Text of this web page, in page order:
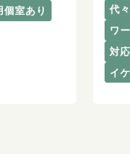
個室あり
代
ワ
対
イ